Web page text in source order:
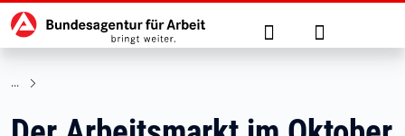
zu den Hauptinhalten springen
Hauptnavigation Suche Anmelden